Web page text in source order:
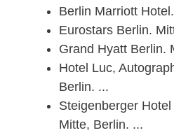
Berlin Marriott
Eurostars Berlin.
Grand Hyatt Berlin.
Hotel Luc,
Berlin. ...
Steigenberger
Mitte, Berlin. ...